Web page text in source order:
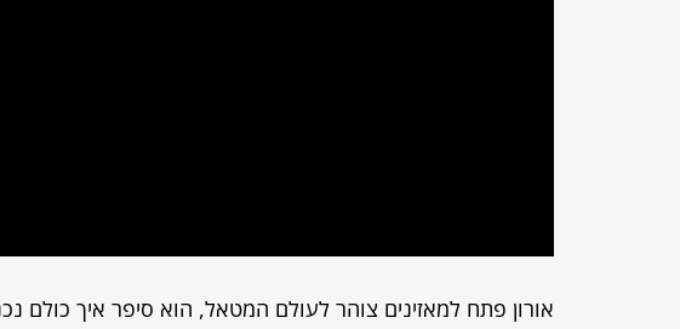
אורון פתח למאזינים צוהר לעולם המטאל, הוא סיפר איך כולם